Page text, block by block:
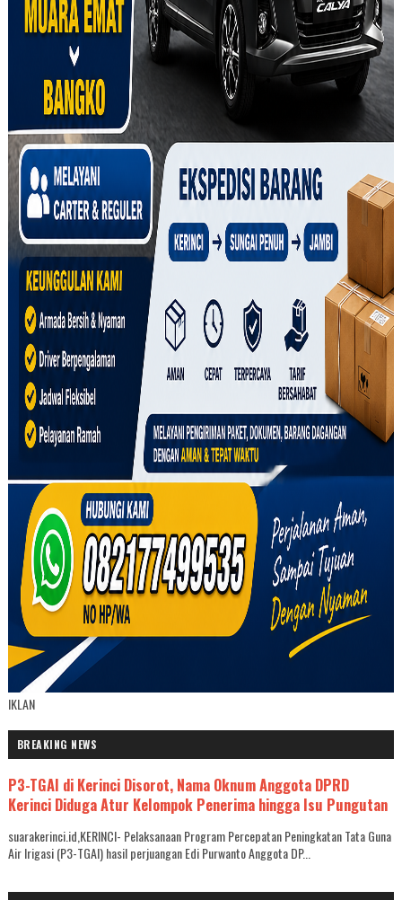
IKLAN
BREAKING NEWS
P3-TGAI di Kerinci Disorot, Nama Oknum Anggota DPRD
Kerinci Diduga Atur Kelompok Penerima hingga Isu Pungutan
suarakerinci.id,KERINCI- Pelaksanaan Program Percepatan Peningkatan Tata Guna
Air Irigasi (P3-TGAI) hasil perjuangan Edi Purwanto Anggota DP...